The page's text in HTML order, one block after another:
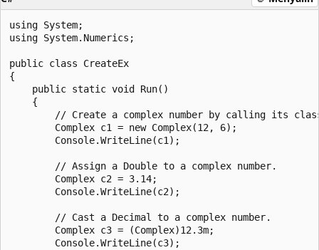
using System;
using System.Numerics;
public class CreateEx
{
    public static void Run()
    {
// Create a complex number by calling its
        Complex c1 = new Complex(12, 6);
        Console.WriteLine(c1);
        // Assign a Double to a complex number.
        Complex c2 = 3.14;
        Console.WriteLine(c2);
        // Cast a Decimal to a complex number.
        Complex c3 = (Complex)12.3m;
        Console.WriteLine(c3);